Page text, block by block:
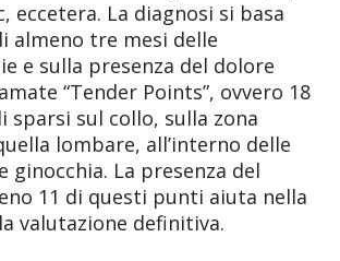
eccetera. La diagnosi si basa
almeno tre mesi delle
e sulla presenza del dolore
“Tender Points”, ovvero 18
sparsi sul collo, sulla zona
lombare, all’interno delle
ginocchia. La presenza del
11 di questi punti aiuta nella
valutazione definitiva.